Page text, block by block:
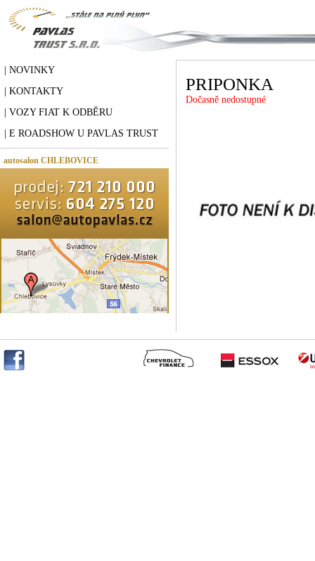
| NOVINKY
| KONTAKTY
| VOZY FIAT K ODBĚRU
| E ROADSHOW U PAVLAS TRUST
autosalon CHLEBOVICE
PRIPONKA
Dočasně nedostupné